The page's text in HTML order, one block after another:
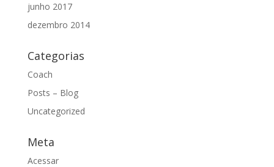
junho 2017
dezembro 2014
Categorias
Coach
Posts – Blog
Uncategorized
Meta
Acessar